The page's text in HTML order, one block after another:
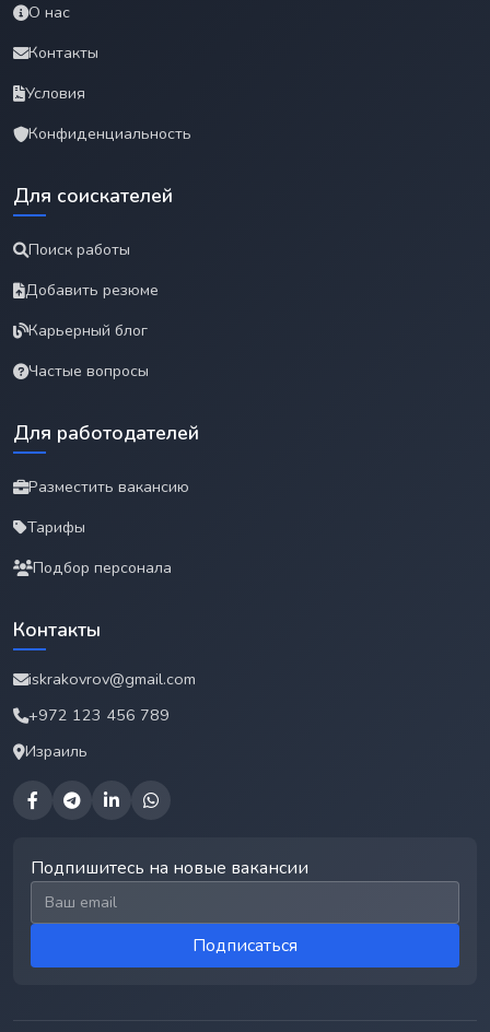
О нас
Контакты
Условия
Конфиденциальность
Для соискателей
Поиск работы
Добавить резюме
Карьерный блог
Частые вопросы
Для работодателей
Разместить вакансию
Тарифы
Подбор персонала
Контакты
iskrakovrov@gmail.com
+972 123 456 789
Израиль
Подпишитесь на новые вакансии
Email для подписки
Подписаться